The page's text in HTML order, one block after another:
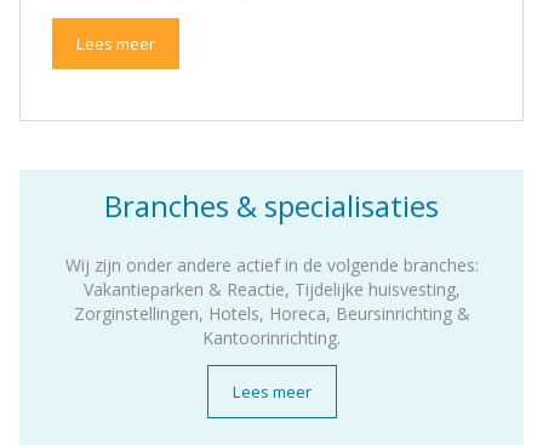
Lees meer
Branches & specialisaties
Wij zijn onder andere actief in de volgende branches:
Vakantieparken & Reactie, Tijdelijke huisvesting,
Zorginstellingen, Hotels, Horeca, Beursinrichting &
Kantoorinrichting.
Lees meer